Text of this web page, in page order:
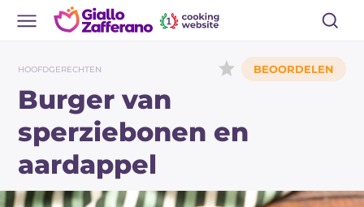
HOOFDGERECHTEN
Burger van
sperziebonen en
aardappel